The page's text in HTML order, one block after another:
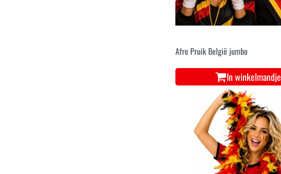
Afro Pruik België jumbo
In winkelmandje